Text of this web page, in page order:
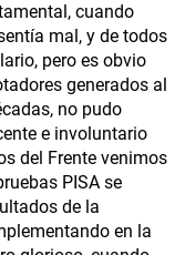
cuando
mal, y de todos
pero es obvio
generados al
no pudo
e involuntario
del Frente venimos
PISA se
de la
en la